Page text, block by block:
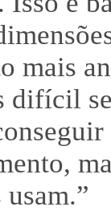
mais
difícil